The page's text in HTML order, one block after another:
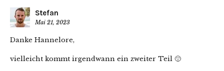
Stefan
Mai 21, 2023
Danke Hannelore,
vielleicht kommt irgendwann ein zweiter Teil 🙂